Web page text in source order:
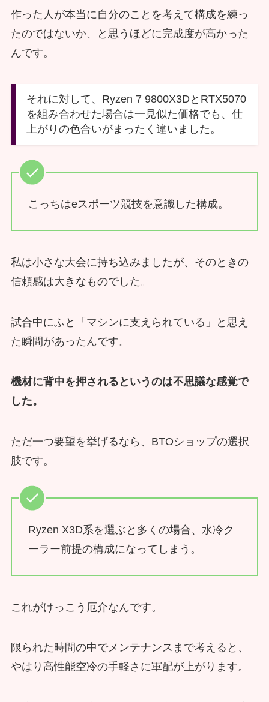
作った人が本当に自分のことを考えて構成を練っ
たのではないか、と思うほどに完成度が高かった
んです。
それに対して、Ryzen 7 9800X3DとRTX5070
を組み合わせた場合は一見似た価格でも、仕
上がりの色合いがまったく違いました。
こっちはeスポーツ競技を意識した構成。
私は小さな大会に持ち込みましたが、そのときの
信頼感は大きなものでした。
試合中にふと「マシンに支えられている」と思え
た瞬間があったんです。
機材に背中を押されるというのは不思議な感覚で
した。
ただ一つ要望を挙げるなら、BTOショップの選択
肢です。
Ryzen X3D系を選ぶと多くの場合、水冷ク
ーラー前提の構成になってしまう。
これがけっこう厄介なんです。
限られた時間の中でメンテナンスまで考えると、
やはり高性能空冷の手軽さに軍配が上がります。